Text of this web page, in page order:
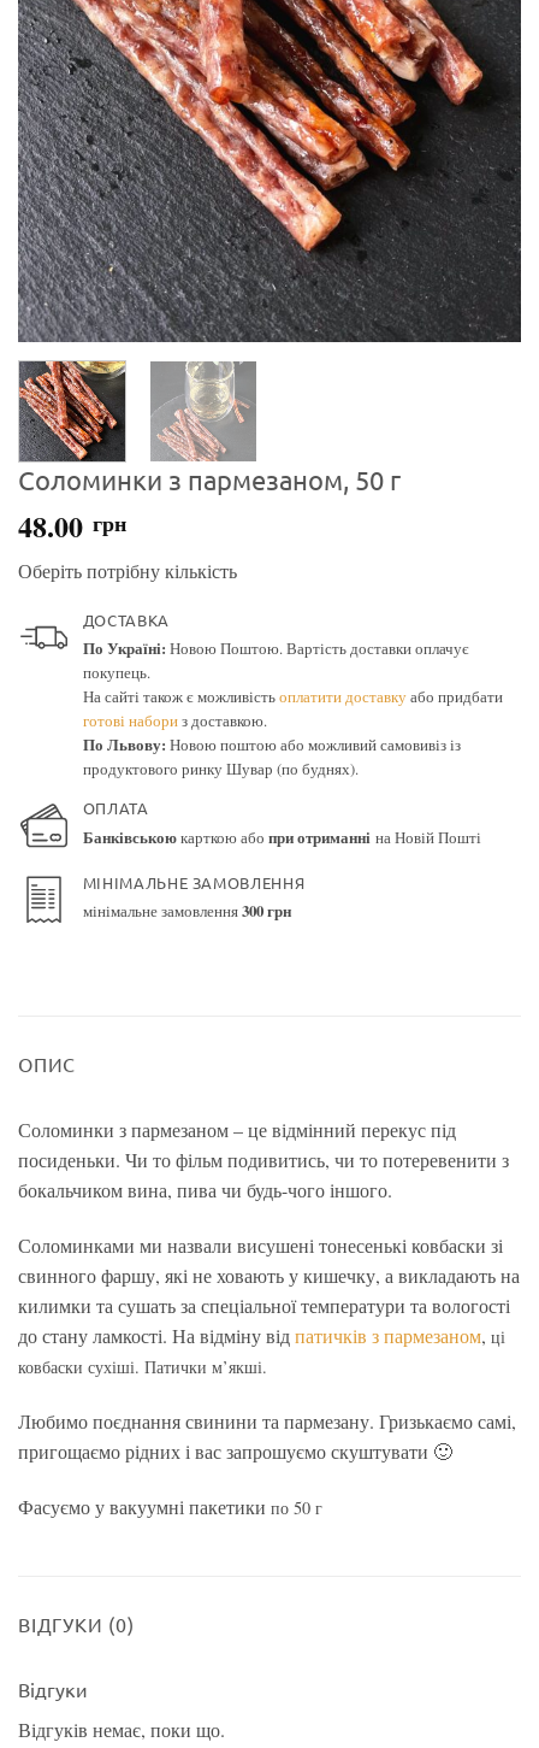
Соломинки з пармезаном, 50 г
48.00 грн
Оберіть потрібну кількість
ДОСТАВКА
По Україні: Новою Поштою. Вартість доставки оплачує
покупець.
На сайті також є можливістьоплатити доставкуабо придбати
готові набориз доставкою.
По Львову: Новою поштою або можливий самовивіз із
продуктового ринку Шувар (по буднях).
ОПЛАТА
Банківськоюкарткою або при отриманніна Новій Пошті
МІНІМАЛЬНЕ ЗАМОВЛЕННЯ
мінімальне замовлення300 грн
ОПИС
Соломинки з пармезаном – це відмінний перекус під
посиденьки. Чи то фільм подивитись, чи то потеревенити з
бокальчиком вина, пива чи будь-чого іншого.
Соломинками ми назвали висушені тонесенькі ковбаски зі
свинного фаршу, які не ховають у кишечку, а викладають на
килимки та сушать за спеціальної температури та вологості
до стану ламкості. На відміну відпатичків з пармезаном, ці
ковбаски сухіші. Патички м’якші.
Любимо поєднання свинини та пармезану. Гризькаємо самі,
пригощаємо рідних і вас запрошуємо скуштувати 🙂
Фасуємо у вакуумні пакетики по 50 г
ВІДГУКИ (0)
Відгуки
Відгуків немає, поки що.